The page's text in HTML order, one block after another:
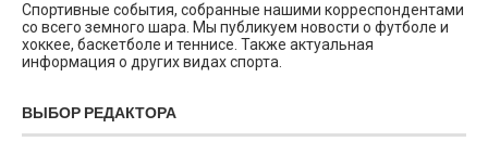
Спортивные события, собранные нашими корреспондентами
со всего земного шара. Мы публикуем новости о футболе и
хоккее, баскетболе и теннисе. Также актуальная
информация о других видах спорта.
ВЫБОР РЕДАКТОРА